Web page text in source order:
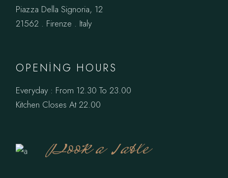
Piazza Della Signoria, 12
21562 . Firenze . Italy
OPENING HOURS
Everyday : From 12.30 To 23.00
Kitchen Closes At 22.00
Book a Table